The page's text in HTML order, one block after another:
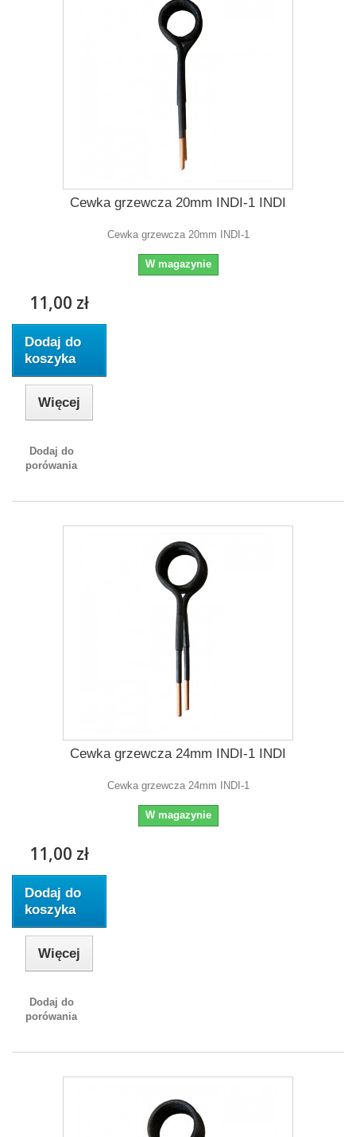
Cewka grzewcza 20mm INDI-1 INDI
Cewka grzewcza 20mm INDI-1
W magazynie
11,00 zł
Dodaj do
koszyka
Więcej
Dodaj do
porówania
Cewka grzewcza 24mm INDI-1 INDI
Cewka grzewcza 24mm INDI-1
W magazynie
11,00 zł
Dodaj do
koszyka
Więcej
Dodaj do
porówania